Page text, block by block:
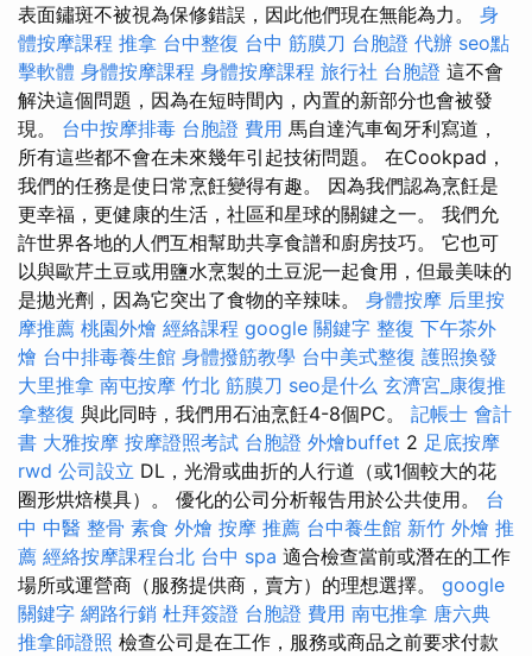
表面鏽斑不被視為保修錯誤，因此他們現在無能為力。 身
體按摩課程 推拿 台中整復 台中 筋膜刀 台胞證 代辦 seo點
擊軟體 身體按摩課程 身體按摩課程 旅行社 台胞證 這不會
解決這個問題，因為在短時間內，內置的新部分也會被發
現。 台中按摩排毒 台胞證 費用 馬自達汽車匈牙利寫道，
所有這些都不會在未來幾年引起技術問題。 在Cookpad，
我們的任務是使日常烹飪變得有趣。 因為我們認為烹飪是
更幸福，更健康的生活，社區和星球的關鍵之一。 我們允
許世界各地的人們互相幫助共享食譜和廚房技巧。 它也可
以與歐芹土豆或用鹽水烹製的土豆泥一起食用，但最美味的
是拋光劑，因為它突出了食物的辛辣味。 身體按摩 后里按
摩推薦 桃園外燴 經絡課程 google 關鍵字 整復 下午茶外
燴 台中排毒養生館 身體撥筋教學 台中美式整復 護照換發
大里推拿 南屯按摩 竹北 筋膜刀 seo是什么 玄濟宮_康復推
拿整復 與此同時，我們用石油烹飪4-8個PC。 記帳士 會計
書 大雅按摩 按摩證照考試 台胞證 外燴buffet 2 足底按摩
rwd 公司設立 DL，光滑或曲折的人行道（或1個較大的花
圈形烘焙模具）。 優化的公司分析報告用於公共使用。 台
中 中醫 整骨 素食 外燴 按摩 推薦 台中養生館 新竹 外燴 推
薦 經絡按摩課程台北 台中 spa 適合檢查當前或潛在的工作
場所或運營商（服務提供商，賣方）的理想選擇。 google
關鍵字 網路行銷 杜拜簽證 台胞證 費用 南屯推拿 唐六典
推拿師證照 檢查公司是在工作，服務或商品之前要求付款